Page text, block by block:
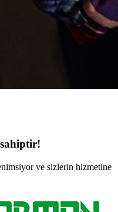
sahiptir!
ve sizlerin hizmetine